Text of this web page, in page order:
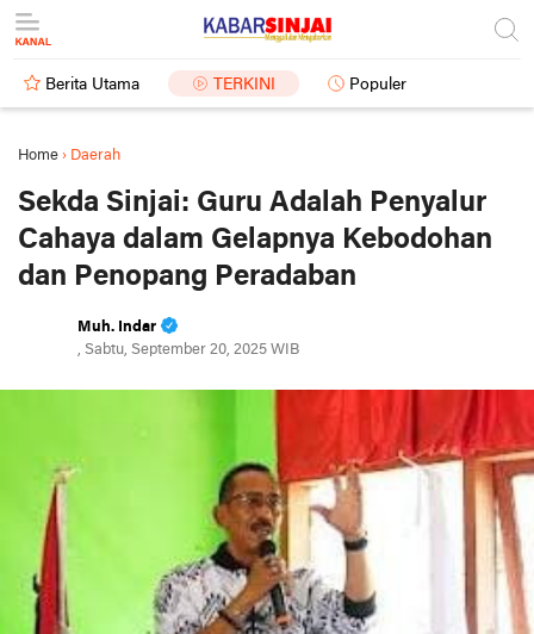
Berita Utama TERKINI Populer
Home › Daerah
Sekda Sinjai: Guru Adalah Penyalur
Cahaya dalam Gelapnya Kebodohan
dan Penopang Peradaban
Muh. Indar
, Sabtu, September 20, 2025 WIB